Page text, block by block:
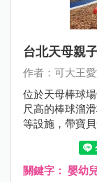
台北天母親
作者：可大王
位於天母棒球
尺高的棒球溜
等設施，帶寶
關鍵字： 嬰幼